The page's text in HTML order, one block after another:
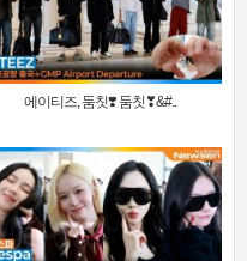
에이티즈, 둠칫❣️ 둠칫❣&#..